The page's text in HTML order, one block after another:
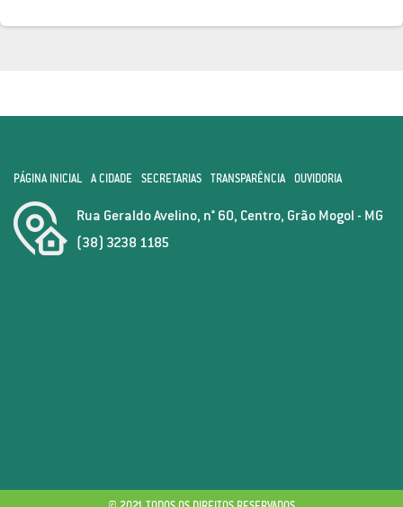
PÁGINA INICIAL A CIDADE SECRETARIAS TRANSPARÊNCIA OUVIDORIA
Rua Geraldo Avelino, n° 60, Centro, Grão Mogol - MG
(38) 3238 1185